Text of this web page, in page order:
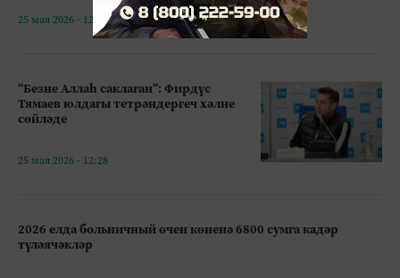
25 мая 2026 - 12:30
“Безне Аллаһ саклаган”: Фирдүс
Тямаев юлдагы тетрәндергеч хәлне
сөйләде
25 мая 2026 - 12:28
2026 елда больничный өчен көненә 6800 сумга кадәр
түләячәкләр